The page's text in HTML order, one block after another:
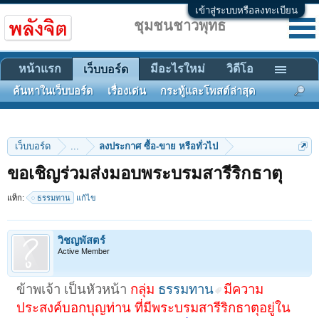
เข้าสู่ระบบหรือลงทะเบียน
เว็บบอร์ด ... ลงประกาศ ซื้อ-ขาย หรือทั่วไป
ขอเชิญร่วมส่งมอบพระบรมสารีริกธาตุ
แท็ก: ธรรมทาน แก้ไข
วิชญพัสตร์
Active Member
ข้าพเจ้า เป็นหัวหน้า กลุ่ม ธรรมทาน
มีความ
ประสงค์บอกบุญท่าน ที่มีพระบรมสารีริกธาตุอยู่ใน
ชุมชนชาวพุทธ
หน้าแรก เว็บบอร์ด
ค้นหาในเว็บบอร์ด เรื่องเด่น กระทู้และโพสต์ล่าสุด
มีอะไรใหม่ วิดีโอ